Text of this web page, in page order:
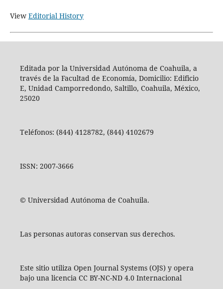
View Editorial History
Editada por la Universidad Autónoma de Coahuila, a
través de la Facultad de Economía, Domicilio: Edificio
E, Unidad Camporredondo, Saltillo, Coahuila, México,
25020
Teléfonos: (844) 4128782, (844) 4102679
ISSN: 2007-3666
© Universidad Autónoma de Coahuila.
Las personas autoras conservan sus derechos.
Este sitio utiliza Open Journal Systems (OJS) y opera
bajo una licencia CC BY-NC-ND 4.0 Internacional